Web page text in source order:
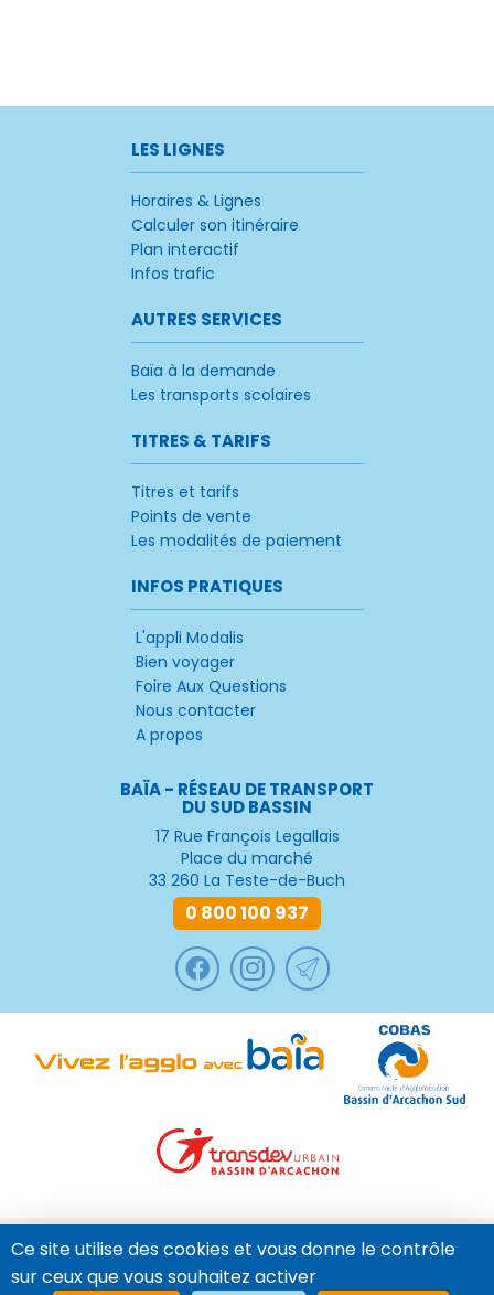
LES LIGNES
Horaires & Lignes
Calculer son itinéraire
Plan interactif
Infos trafic
AUTRES SERVICES
Baïa à la demande
Les transports scolaires
TITRES & TARIFS
Titres et tarifs
Points de vente
Les modalités de paiement
INFOS PRATIQUES
L'appli Modalis
Bien voyager
Foire Aux Questions
Nous contacter
A propos
BAÏA - RÉSEAU DE TRANSPORT
DU SUD BASSIN
17 Rue François Legallais
Place du marché
33 260 La Teste-de-Buch
0 800 100 937
© 2022 -Baïa-mentions légales-CGU-CGV - politique de
confidentialité
politique des cookies et traceurs-règlements d'exploitation
Ce site utilise des cookies et vous donne le contrôle
sur ceux que vous souhaitez activer